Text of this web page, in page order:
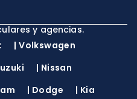
y agencias.
|Volkswagen
| Nissan
| Dodge | Kia